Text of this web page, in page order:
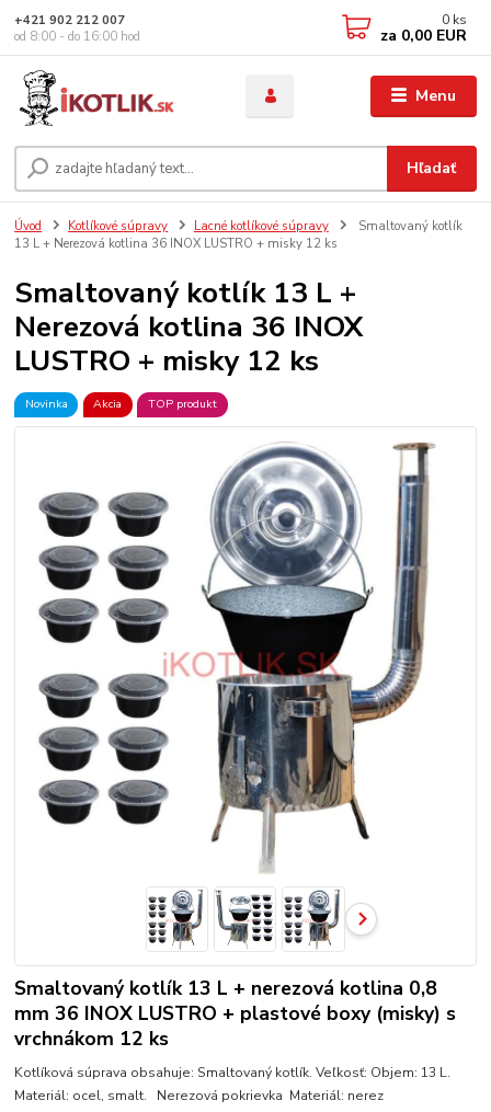
Menu
Hľadať
+421 902 212 007
od 8:00 - do 16:00 hod
0 ks
za 0,00 EUR
Úvod Kotlíkové súpravy Lacné kotlíkové súpravy
Smaltovaný kotlík
13 L + Nerezová kotlina 36 INOX LUSTRO + misky 12 ks
Smaltovaný kotlík 13 L +
Nerezová kotlina 36 INOX
LUSTRO + misky 12 ks
Novinka Akcia TOP produkt
Smaltovaný kotlík 13 L + nerezová kotlina 0,8
mm 36 INOX LUSTRO + plastové boxy (misky) s
vrchnákom 12 ks
Kotlíková súprava obsahuje: Smaltovaný kotlík. Veľkosť: Objem: 13 L.
Materiál: ocel, smalt. Nerezová pokrievka Materiál: nerez